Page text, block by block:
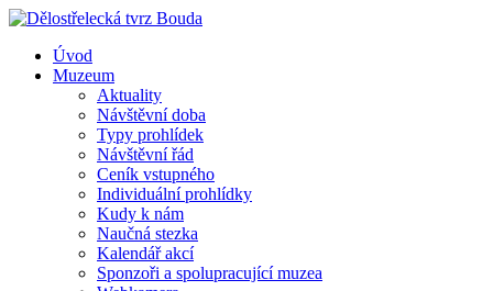
Úvod
Muzeum
Aktuality
Návštěvní doba
Typy prohlídek
Návštěvní řád
Ceník vstupného
Individuální prohlídky
Kudy k nám
Naučná stezka
Kalendář akcí
Sponzoři a spolupracující muzea